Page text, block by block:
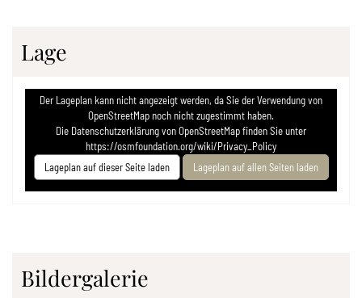
Lage
Der Lageplan kann nicht angezeigt werden, da Sie der Verwendung von
OpenStreetMap noch nicht zugestimmt haben.
Die Datenschutzerklärung von OpenStreetMap finden Sie unter
https://osmfoundation.org/wiki/Privacy_Policy
Lageplan auf dieser Seite laden
Lageplan auf allen Seiten laden
Bildergalerie